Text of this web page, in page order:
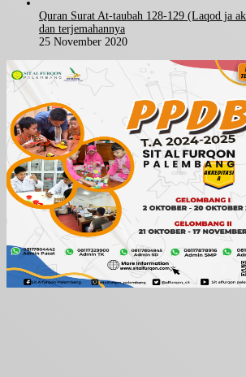
Quran Surat At-taubah 128-129 (Laqod ja
dan terjemahannya
25 November 2020